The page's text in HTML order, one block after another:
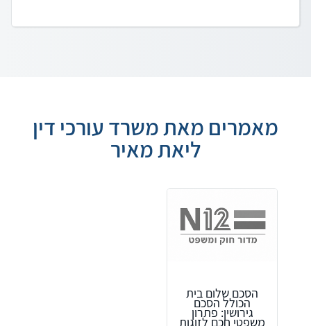
מאמרים מאת משרד עורכי דין
ליאת מאיר
הסכם שלום בית
הכולל הסכם
גירושין: פתרון
משפטי חכם לזוגות